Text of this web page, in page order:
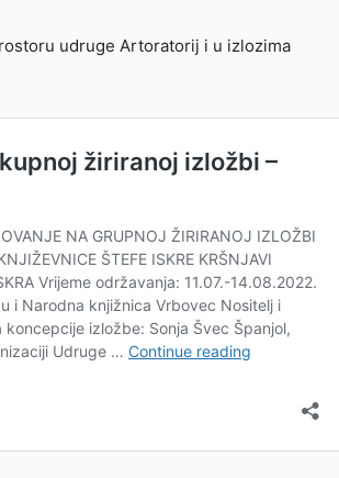
udruge Artoratorij i u izlozima